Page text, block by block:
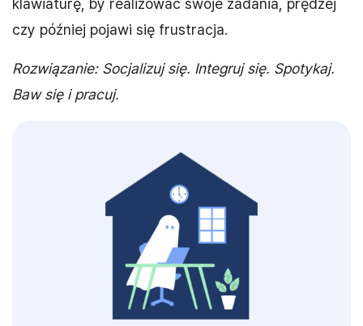
klawiaturę, by realizować swoje zadania, prędzej
czy później pojawi się frustracja.
Rozwiązanie: Socjalizuj się. Integruj się. Spotykaj.
Baw się i pracuj.